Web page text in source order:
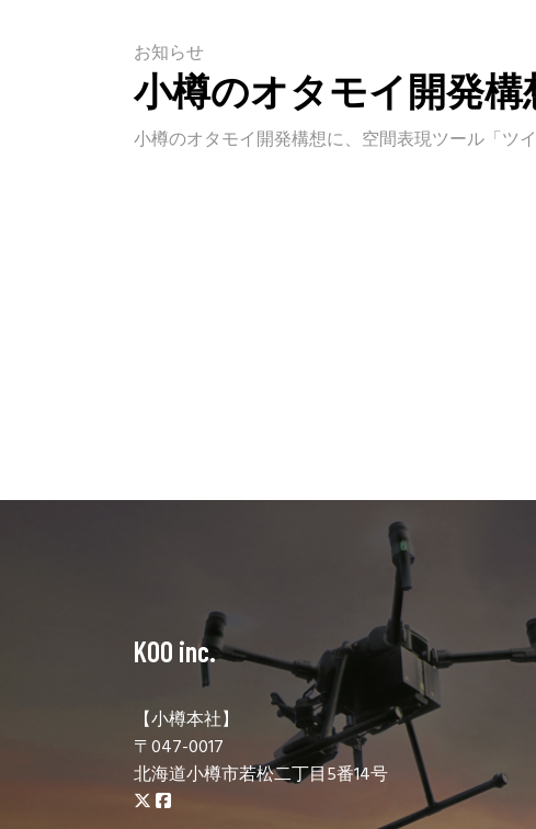
お知らせ
小樽のオタモイ開発
小樽のオタモイ開発構想に、空間表現ツール「
KOO inc.
【小樽本社】
〒047-0017
北海道小樽市若松二丁目5番14号